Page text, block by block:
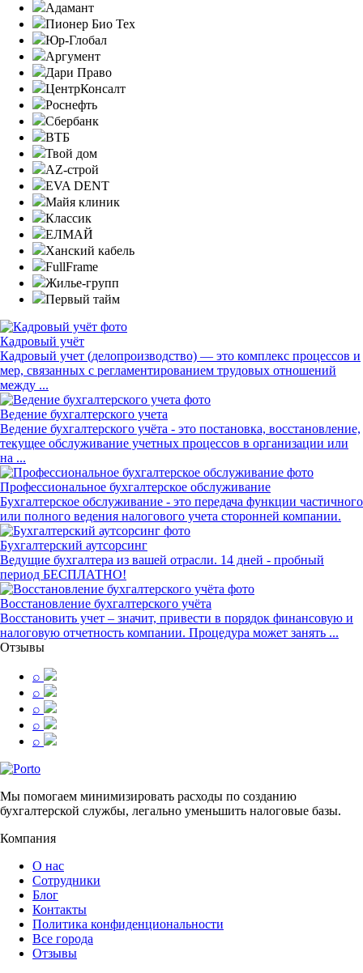
Адамант
Пионер Био Тех
Юр-Глобал
Аргумент
Дари Право
ЦентрКонсалт
Роснефть
Сбербанк
ВТБ
Твой дом
AZ-строй
EVA DENT
Майя клиник
Классик
ЕЛМАЙ
Ханский кабель
FullFrame
Жилье-групп
Первый тайм
Кадровый учёт
Кадровый учет (делопроизводство) — это комплекс процессов и
мер, связанных с регламентированием трудовых отношений
между ...
Ведение бухгалтерского учета
Ведение бухгалтерского учёта - это постановка, восстановление,
текущее обслуживание учетных процессов в организации или
на ...
Профессиональное бухгалтерское обслуживание
Бухгалтерское обслуживание - это передача функции частичного
или полного ведения налогового учета сторонней компании.
Бухгалтерский аутсорсинг
Ведущие бухгалтера из вашей отрасли. 14 дней - пробный
период БЕСПЛАТНО!
Восстановление бухгалтерского учёта
Восстановить учет – значит, привести в порядок финансовую и
налоговую отчетность компании. Процедура может занять ...
Отзывы
⌕
⌕
⌕
⌕
⌕
Мы помогаем минимизировать расходы по созданию
бухгалтерской службы, легально уменьшить налоговые базы.
Компания
О нас
Сотрудники
Блог
Контакты
Политика конфиденциональности
Все города
Отзывы